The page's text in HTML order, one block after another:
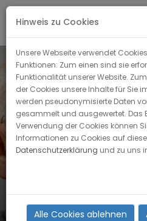
APR
2011
Hinweis zu Cookies
Unsere Webseite verwendet
Funktionen: Zum einen sind sie
Funktionalität unserer Website.
der Cookies unsere Inhalte für Sie
werden pseudonymisierte Daten
gesammelt und ausgewertet. Das
Verwendung der Cookies können
Informationen zu Cookies auf
Datenschutzerklärung und zu uns
Alle Cookies ablehnen